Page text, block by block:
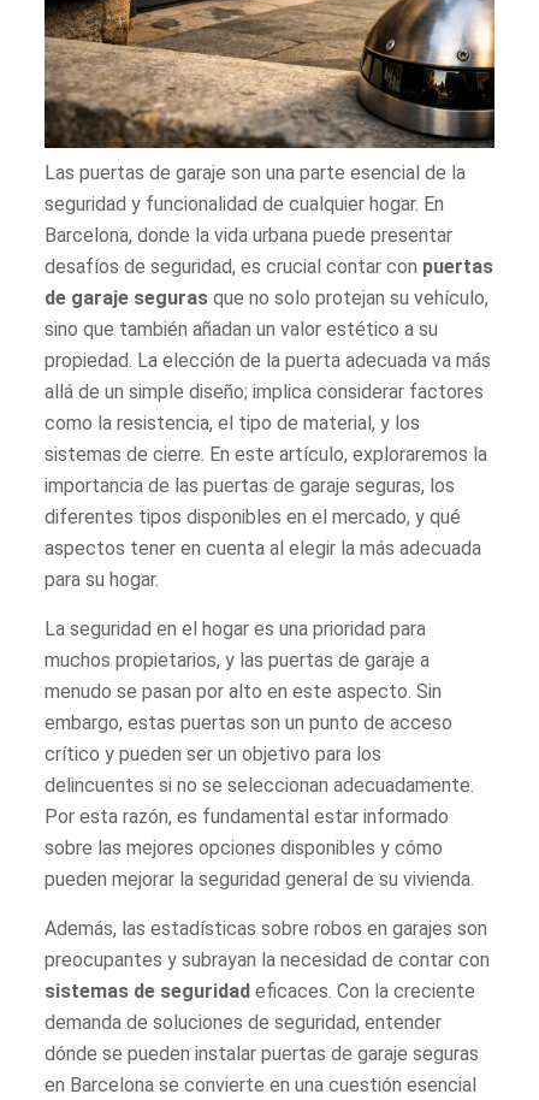
Las puertas de garaje son una parte esencial de la
seguridad y funcionalidad de cualquier hogar. En
Barcelona, donde la vida urbana puede presentar
desafíos de seguridad, es crucial contar con puertas
de garaje seguras que no solo protejan su vehículo,
sino que también añadan un valor estético a su
propiedad. La elección de la puerta adecuada va más
allá de un simple diseño; implica considerar factores
como la resistencia, el tipo de material, y los
sistemas de cierre. En este artículo, exploraremos la
importancia de las puertas de garaje seguras, los
diferentes tipos disponibles en el mercado, y qué
aspectos tener en cuenta al elegir la más adecuada
para su hogar.
La seguridad en el hogar es una prioridad para
muchos propietarios, y las puertas de garaje a
menudo se pasan por alto en este aspecto. Sin
embargo, estas puertas son un punto de acceso
crítico y pueden ser un objetivo para los
delincuentes si no se seleccionan adecuadamente.
Por esta razón, es fundamental estar informado
sobre las mejores opciones disponibles y cómo
pueden mejorar la seguridad general de su vivienda.
Además, las estadísticas sobre robos en garajes son
preocupantes y subrayan la necesidad de contar con
sistemas de seguridad eficaces. Con la creciente
demanda de soluciones de seguridad, entender
dónde se pueden instalar puertas de garaje seguras
en Barcelona se convierte en una cuestión esencial